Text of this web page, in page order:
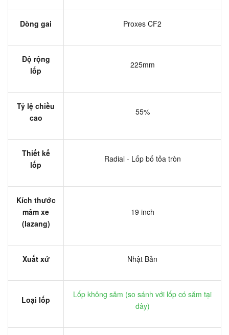
Dòng gai Proxes CF2
Độ rộng
lốp
225mm
Tỷ lệ chiều
cao
55%
Thiết kế
lốp
Radial - Lốp bố tỏa tròn
Kích thước
mâm xe
(lazang)
19 inch
Xuất xứ Nhật Bản
Loại lốp
Lốp không săm (so sánh với lốp có săm tại
đây)